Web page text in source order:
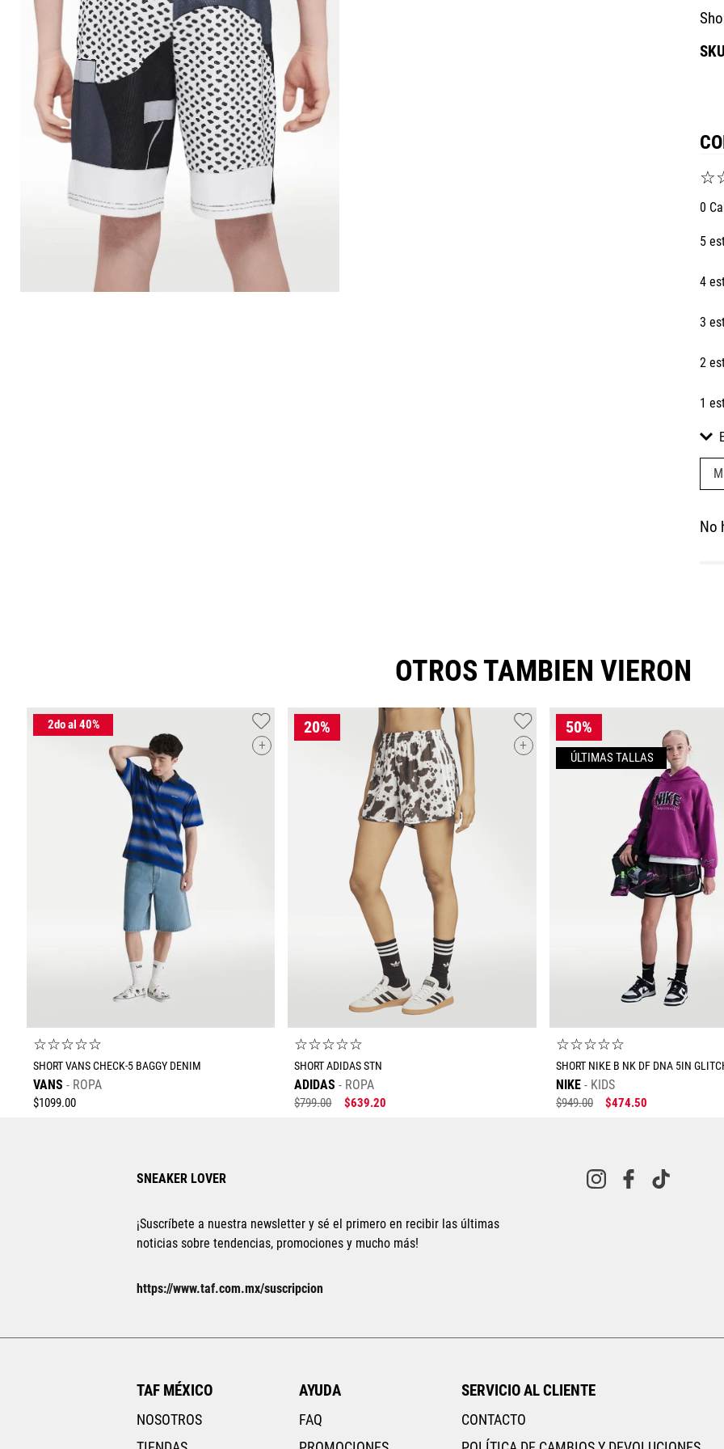
☆
0
5
4
3
2
1
No
OTROS TAMBIEN VIERON
+
☆☆☆☆☆
SHORT VANS CHECK-5 BAGGY DENIM
VANS ROPA
$1099.00
+
☆☆☆☆☆
SHORT ADIDAS STN
ADIDAS ROPA
$799.00 $639.20
☆☆☆☆☆
SHORT NIKE B NK DF DNA 5IN
NIKE KIDS
$949.00 $474.50
SNEAKER LOVER
¡Suscríbete a nuestra newsletter y sé el primero en recibir las últimas
noticias sobre tendencias, promociones y mucho más!
https://www.taf.com.mx/suscripcion
TAF MÉXICO
NOSOTROS
AYUDA
FAQ
SERVICIO AL CLIENTE
CONTACTO